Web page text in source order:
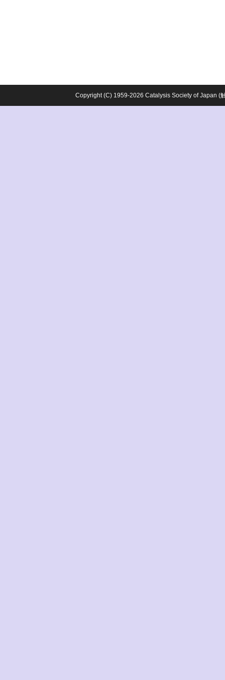
Copyright (C) 1959-2026 Catalysis Society of Japan (